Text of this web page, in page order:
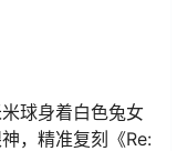
球身着白色兔女
，精准复刻《Re: